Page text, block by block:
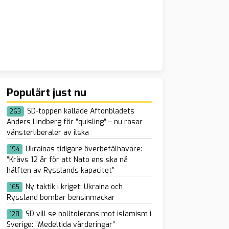
planerade PK-
– upptäckte
många
inom
Populärt just nu
263
SD-toppen kallade Aftonbladets
Anders Lindberg för ”quisling” – nu rasar
vänsterliberaler av ilska
194
Ukrainas tidigare överbefälhavare:
“Krävs 12 år för att Nato ens ska nå
hälften av Rysslands kapacitet”
165
Ny taktik i kriget: Ukraina och
Ryssland bombar bensinmackar
128
SD vill se nolltolerans mot islamism i
Sverige: ”Medeltida värderingar”